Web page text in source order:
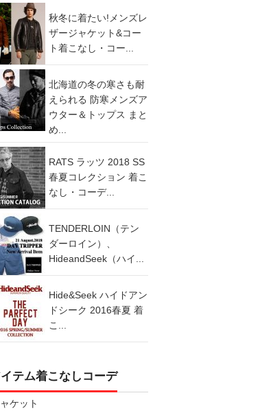
秋冬に着たい!メンズレ
ザージャケット&コー
ト着こなし・コー...
北海道の冬の寒さも耐
えられる 防寒メンズア
ウター＆トップス まと
め...
RATS ラッツ 2018 SS
春夏コレクション 着こ
なし・コーデ...
TENDERLOIN（テン
ダーロイン）、
HideandSeek（ハイ...
Hide&Seek ハイドアン
ドシーク 2016春夏 着
こ...
テム着こなしコーデ
ケット